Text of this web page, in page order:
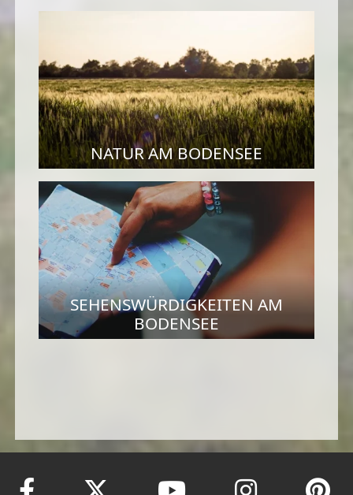
NATUR AM BODENSEE
SEHENSWÜRDIGKEITEN AM
BODENSEE